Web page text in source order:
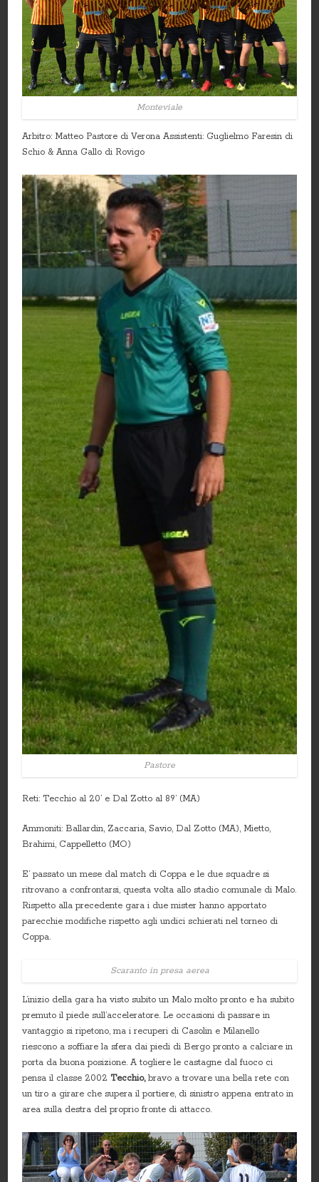
Monteviale
Arbitro: Matteo Pastore di Verona Assistenti: Guglielmo Faresin di
Schio & Anna Gallo di Rovigo
Pastore
Reti: Tecchio al 20’ e Dal Zotto al 89’ (MA)
Ammoniti: Ballardin, Zaccaria, Savio, Dal Zotto (MA), Mietto,
Brahimi, Cappelletto (MO)
E’ passato un mese dal match di Coppa e le due squadre si
ritrovano a confrontarsi, questa volta allo stadio comunale di Malo.
Rispetto alla precedente gara i due mister hanno apportato
parecchie modifiche rispetto agli undici schierati nel torneo di
Coppa.
Scaranto in presa aerea
L’inizio della gara ha visto subito un Malo molto pronto e ha subito
premuto il piede sull’acceleratore. Le occasioni di passare in
vantaggio si ripetono, ma i recuperi di Casolin e Milanello
riescono a soffiare la sfera dai piedi di Bergo pronto a calciare in
porta da buona posizione. A togliere le castagne dal fuoco ci
pensa il classe 2002 Tecchio,bravo a trovare una bella rete con
un tiro a girare che supera il portiere, di sinistro appena entrato in
area sulla destra del proprio fronte di attacco.